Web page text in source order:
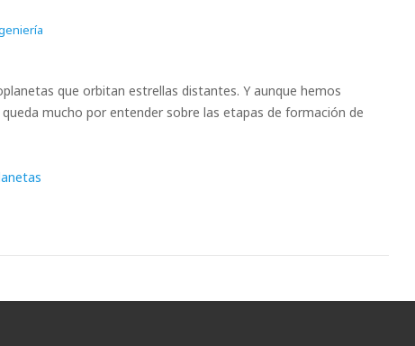
que orbitan estrellas distantes. Y aunque hemos
mucho por entender sobre las etapas de formación de